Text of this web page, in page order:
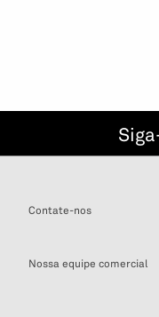
Contate-nos
Nossa equipe comercial